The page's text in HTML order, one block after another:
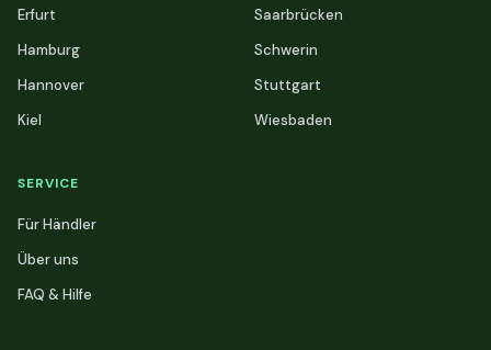
Erfurt
Hamburg
Hannover
Kiel
Saarbrücken
Schwerin
Stuttgart
Wiesbaden
SERVICE
Für Händler
Über uns
FAQ & Hilfe